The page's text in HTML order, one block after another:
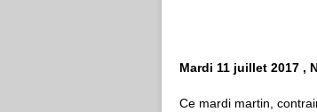
Mardi 11 juillet 2017 ,
Ce mardi martin,